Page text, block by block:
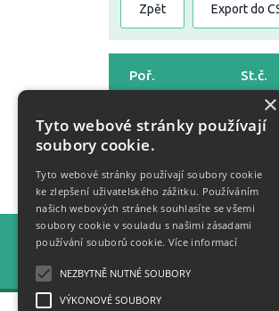
Zpět Export do
Poř. St.č.
Zpět
Statistiky
×
Tyto webové stránky používají
soubory cookie.
Tyto webové stránky používají soubory cookie
ke zlepšení uživatelského zážitku. Používáním
našich webových stránek souhlasíte se všemi
soubory cookie v souladu s našimi zásadami
používání souborů cookie. Více informací
NEZBYTNĚ NUTNÉ SOUBORY
VÝKONOVÉ SOUBORY